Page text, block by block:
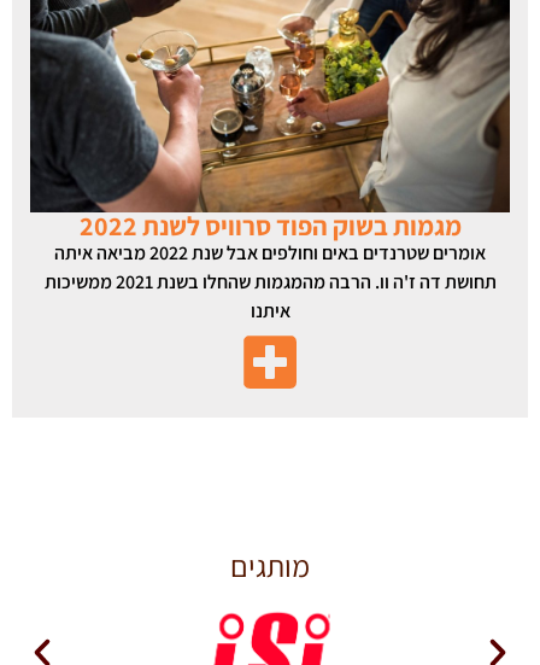
מגמות בשוק הפוד סרוויס לשנת 2022
אומרים שטרנדים באים וחולפים אבל שנת 2022 מביאה איתה
תחושת דה ז'ה וו. הרבה מהמגמות שהחלו בשנת 2021 ממשיכות
איתנו
מותגים